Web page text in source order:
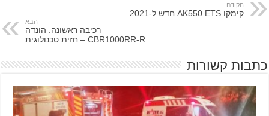
הקודם
קימקו AK550 ETS חדש ל-2021
הבא
רכיבה ראשונה: הונדה
CBR1000RR-R – חזית טכנולוגית
כתבות קשורות